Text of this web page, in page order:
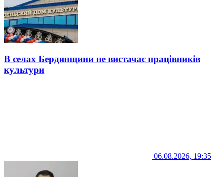
В селах Бердянщини не вистачає працівників
культури
06.08.2026, 19:35